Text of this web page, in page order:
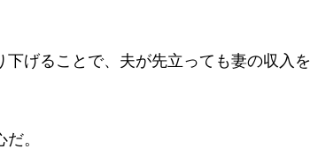
げることで、夫が先立っても妻の収入を
。